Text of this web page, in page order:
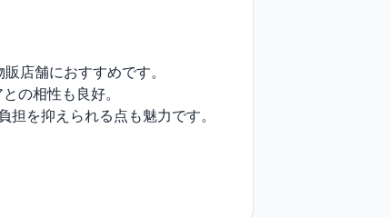
店舗におすすめです。
の相性も良好。
を抑えられる点も魅力です。